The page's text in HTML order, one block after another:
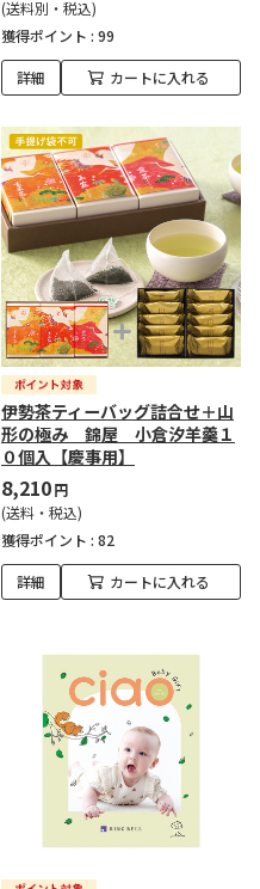
(送料別・税込)
獲得ポイント : 99
詳細 カートに入れる
伊勢茶ティーバッグ詰合せ＋山
形の極み 錦屋 小倉汐羊羹１
０個入【慶事用】
8,210円
(送料・税込)
獲得ポイント : 82
詳細 カートに入れる